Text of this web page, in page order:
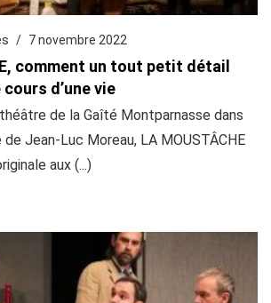
7 novembre 2022
comment un tout petit détail
d’une vie
de la Gaîté Montparnasse dans
Jean-Luc Moreau, LA MOUSTÂCHE
aux (...)